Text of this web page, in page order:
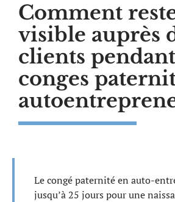
Comment
visible auprès
clients
conges
Le congé paternité en auto-
jusqu’à 25 jours pour une